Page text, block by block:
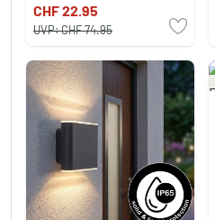
CHF 22.95
UVP:CHF 74.95